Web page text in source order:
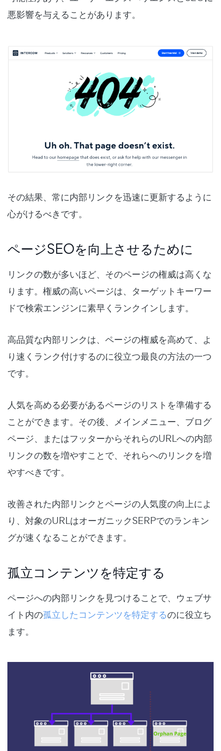
悪影響を与えることがあります。
その結果、常に内部リンクを迅速に更新するように
心がけるべきです。
ページSEOを向上させるために
リンクの数が多いほど、そのページの権威は高くな
ります。権威の高いページは、ターゲットキーワー
ドで検索エンジンに素早くランクインします。
高品質な内部リンクは、ページの権威を高めて、よ
り速くランク付けするのに役立つ最良の方法の一つ
です。
人気を高める必要があるページのリストを準備する
ことができます。その後、メインメニュー、ブログ
ページ、またはフッターからそれらのURLへの内部
リンクの数を増やすことで、それらへのリンクを増
やすべきです。
改善された内部リンクとページの人気度の向上によ
り、対象のURLはオーガニックSERPでのランキン
グが速くなることができます。
孤立コンテンツを特定する
ページへの内部リンクを見つけることで、ウェブサ
イト内の孤立したコンテンツを特定するのに役立ち
ます。